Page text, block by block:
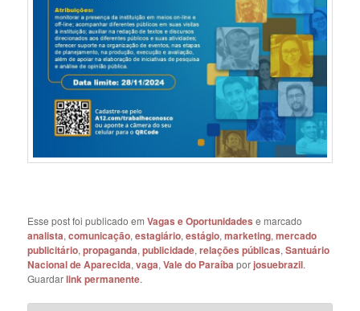
Esse post foi publicado emVagas e Oportunidades e marcado
analista,comunicação,estagiário,estágio,marketing,mercado
publicitário,propaganda,publicidade,relações públicas,Santuário
Nacional de Aparecida,vaga,Vale do Paraíba porjosuebrazil.
Guardarlink permanente.